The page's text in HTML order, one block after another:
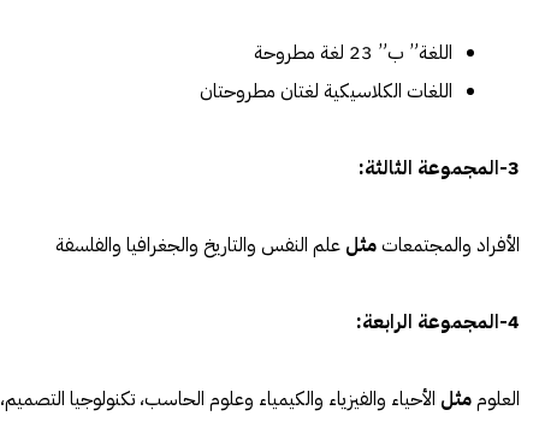
اللغة” ب” 23 لغة مطروحة
اللغات الكلاسيكية لغتان مطروحتان
3-المجموعة الثالثة:
الأفراد والمجتمعات مثل علم النفس والتاريخ والجغرافيا والفلسفة
4-المجموعة الرابعة:
العلوممثل الأحياء والفيزياء والكيمياء وعلوم الحاسب، تكنولوجيا التصميم،